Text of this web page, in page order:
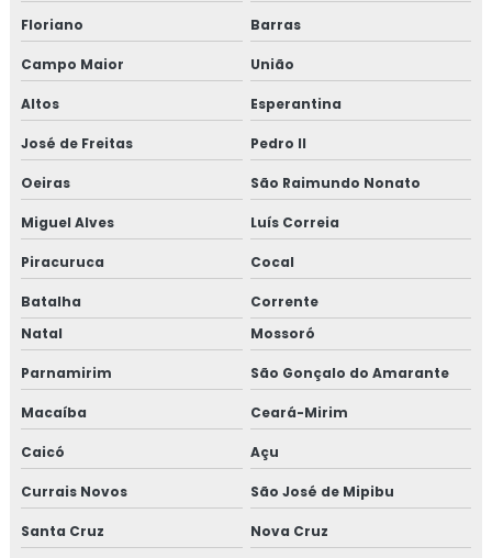
Floriano Barras
Campo Maior União
Altos Esperantina
José de Freitas Pedro II
Oeiras São Raimundo Nonato
Miguel Alves Luís Correia
Piracuruca Cocal
Batalha
Corrente
Natal
Mossoró
Parnamirim São Gonçalo do Amarante
Macaíba Ceará-Mirim
Caicó Açu
Currais Novos São José de Mipibu
Santa Cruz Nova Cruz